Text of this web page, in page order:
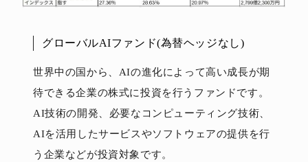
グローバルAIファンド(為替ヘッジなし)
世界中の国から、AIの進化によって高い成長が期
待できる企業の株式に投資を行うファンドです。
AI技術の開発、必要なコンピューティング技術、
AIを活用したサービスやソフトウェアの提供を行
う企業などが投資対象です。